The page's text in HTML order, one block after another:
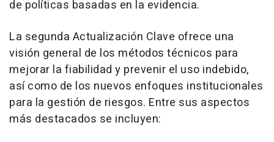
de políticas basadas en la evidencia.
La segunda Actualización Clave ofrece una
visión general de los métodos técnicos para
mejorar la fiabilidad y prevenir el uso indebido,
así como de los nuevos enfoques institucionales
para la gestión de riesgos. Entre sus aspectos
más destacados se incluyen: